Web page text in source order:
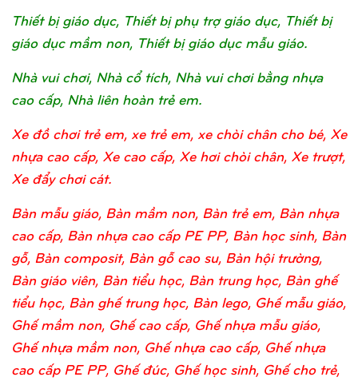
Thiết bị giáo dục, Thiết bị phụ trợ giáo dục, Thiết bị
giáo dục mầm non, Thiết bị giáo dục mẫu giáo.
Nhà vui chơi, Nhà cổ tích, Nhà vui chơi bằng nhựa
cao cấp, Nhà liên hoàn trẻ em.
Xe đồ chơi trẻ em, xe trẻ em, xe chòi chân cho bé, Xe
nhựa cao cấp, Xe cao cấp, Xe hơi chòi chân, Xe trượt,
Xe đẩy chơi cát.
Bàn mẫu giáo, Bàn mầm non, Bàn trẻ em, Bàn nhựa
cao cấp, Bàn nhựa cao cấp PE PP, Bàn học sinh, Bàn
gỗ, Bàn composit, Bàn gỗ cao su, Bàn hội trường,
Bàn giáo viên, Bàn tiểu học, Bàn trung học, Bàn ghế
tiểu học, Bàn ghế trung học, Bàn lego, Ghế mẫu giáo,
Ghế mầm non, Ghế cao cấp, Ghế nhựa mẫu giáo,
Ghế nhựa mầm non, Ghế nhựa cao cấp, Ghế nhựa
cao cấp PE PP, Ghế đúc, Ghế học sinh, Ghế cho trẻ,